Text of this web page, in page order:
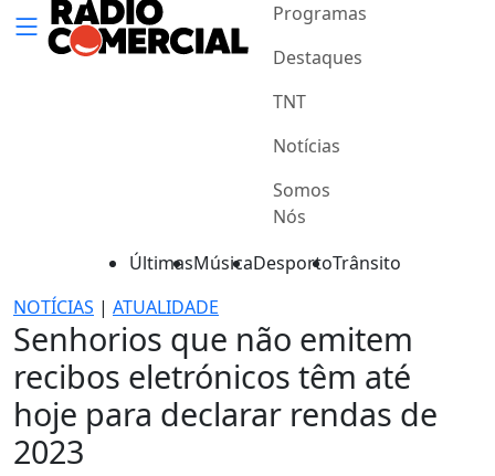
Programas
Destaques
TNT
Notícias
Somos
Nós
ÚltimasMúsicaDesportoTrânsito
NOTÍCIAS | ATUALIDADE
Senhorios que não emitem
recibos eletrónicos têm até
hoje para declarar rendas de
2023